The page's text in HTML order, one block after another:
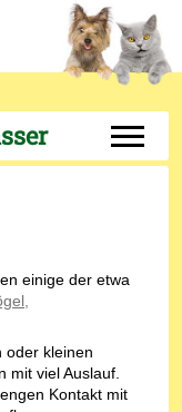
Off-
einige der etwa
oder kleinen
mit viel Auslauf.
Kontakt mit